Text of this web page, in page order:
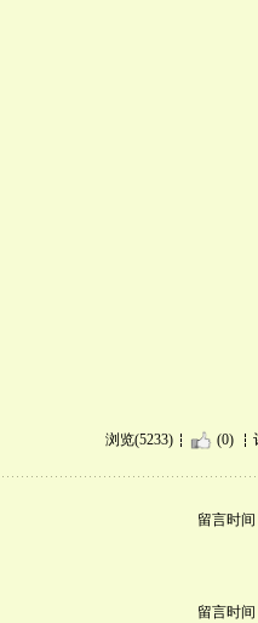
浏览(5233) (0)
留言时间
留言时间